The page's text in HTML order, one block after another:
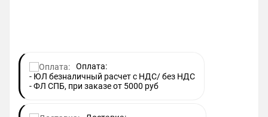
Оплата:
- ЮЛ безналичный расчет с НДС/ без НДС
- ФЛ СПБ, при заказе от 5000 руб